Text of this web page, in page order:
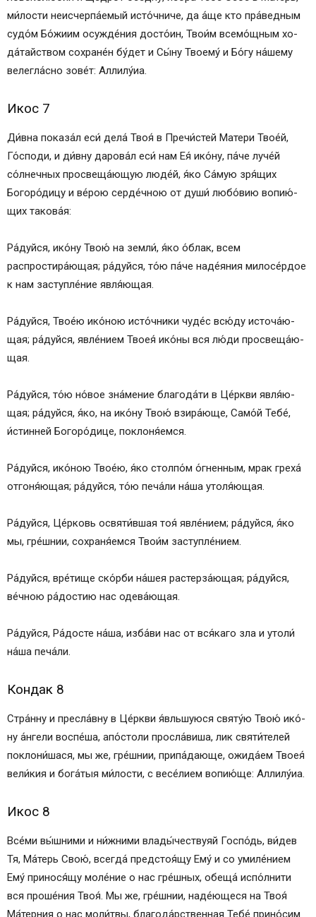
ми́­лос­ти неисчерпа́емый ис­то́ч­ни­че, да а́ще кто пра́ведным
судо́м Бо́­жи­им осужде́ния досто́ин, Тво­и́м всемо́щным хо­
да́­тай­ством сохране́н бу́дет и Сы́­ну Тво­ему́ и Бо́­гу на́­ше­му
велегла́сно зо­ве́т: Алли­лу́иа.
Икос 7
Ди́вна показа́л еси́ дела́ Твоя́ в Пре­чи́с­тей Ма­те­ри Тво­е́й,
Го́с­по­ди, и ди́вну дарова́л еси́ нам Ея́ ико́­ну, па́­че луче́й
со́лнечных просвеща́ющую лю­де́й, я́ко Са́мую зря́щих
Богоро́дицу и ве́­рою серде́чною от души́ лю­бо́­вию во­пию́­
щих та­ко­ва́я:
Ра́­дуй­ся, ико́­ну Твою́ на зем­ли́, я́ко о́блак, всем
распростира́ющая; ра́­дуй­ся, то́ю па́­че наде́яния милосе́рдое
к нам за­ступ­ле́­ние яв­ля́ю­щая.
Ра́­дуй­ся, Твое́ю ико́­ною исто́чники чу­де́с всю́ду ис­то­ча́ю­
щая; ра́­дуй­ся, яв­ле́­ни­ем Твоея́ ико́­ны вся лю́­ди про­све­ща́ю­
щая.
Ра́­дуй­ся, то́ю но́вое зна́­ме­ние бла­го­да́­ти в Це́рк­ви яв­ля́ю­
щая; ра́­дуй­ся, я́ко, на ико́­ну Твою́ взи­ра́ю­ще, Само́й Те­бе́,
и́стинней Бо­го­ро́­ди­це, по­кло­ня́­ем­ся.
Ра́­дуй­ся, ико́­ною Твое́ю, я́ко столпо́м о́гненным, мрак греха́
от­го­ня́ю­щая; ра́­дуй­ся, то́ю пе­ча́­ли на́­ша утоля́ющая.
Ра́­дуй­ся, Це́р­ковь освяти́вшая тоя́ яв­ле́­ни­ем; ра́­дуй­ся, я́ко
мы, гре́ш­нии, сохраня́емся Тво­и́м заступле́нием.
Ра́­дуй­ся, вре́тище ско́р­би на́шея рас­тер­за́ю­щая; ра́­дуй­ся,
ве́чною ра́­дос­тию нас одева́ющая.
Ра́­дуй­ся, Ра́­дос­те на́­ша, из­ба́­ви нас от вся́­ка­го зла и утоли́
на́­ша пе­ча́­ли.
Кондак 8
Стра́нну и пресла́вну в Це́рк­ви я́вльшуюся свя­ту́ю Твою́ ико́­
ну а́нгели воспе́ша, апо́столи просла́виша, лик свя­ти́­те­лей
поклони́шася, мы же, гре́ш­нии, при­па́­даю­ще, ожида́ем Твоея́
ве­ли́­кия и бо­га́­тыя ми́­лос­ти, с ве­се́­ли­ем во­пию́­ще: Алли­лу́иа.
Икос 8
Все́­ми вы́шними и ни́жними влады́чествуяй Гос­по́дь, ви́­дев
Тя, Ма́­терь Свою́, всег­да́ предстоя́щу Ему́ и со уми­ле́­нием
Ему́ принося́щу мо­ле́­ние о нас гре́ш­ных, обеща́ испо́лнити
вся про­ше́­ния Твоя́. Мы же, гре́ш­нии, наде́ющеся на Твоя́
Ма́терния о нас мо­ли́т­вы, бла­го­да́р­ствен­ная Те­бе́ при­но́­сим